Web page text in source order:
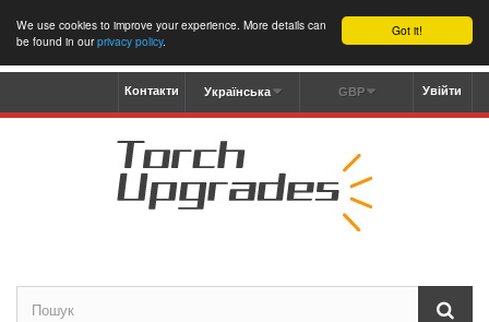
Got it!
We use cookies to improve your experience. More details can
be found in ourprivacy policy.
Увійти
GBP
Українська
Контакти